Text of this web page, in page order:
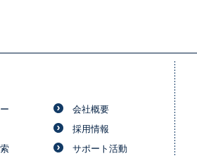
会社概要
採用情報
サポート活動